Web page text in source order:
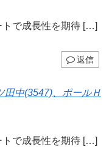
で成長性を期待 […]
返信
田中(3547)、ポールＨ
で成長性を期待 […]